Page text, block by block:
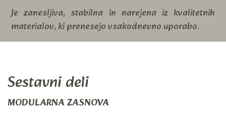
Je zanesljiva, stabilna in narejena iz kvalitetnih
materialov, ki prenesejo vsakodnevno uporabo.
Sestavni deli
MODULARNA ZASNOVA